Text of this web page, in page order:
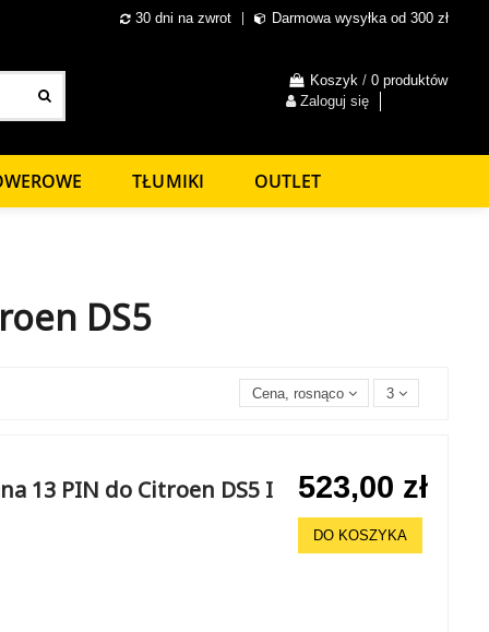
30 dni na zwrot Darmowa wysyłka od 300 zł
Koszyk / 0 produktów
Zaloguj się
TŁUMIKI OUTLET
DS5
Cena, rosnąco 3
13 PIN do Citroen DS5 I
523,00 zł
DO KOSZYKA